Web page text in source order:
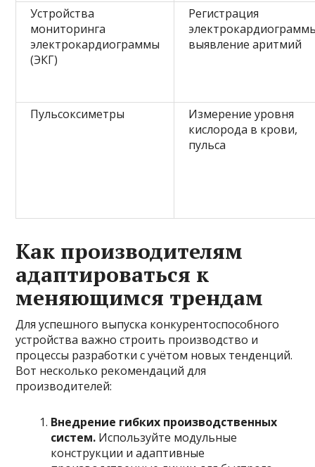
Устройства
мониторинга
электрокардиограммы
(ЭКГ)
Регистрация
выявление аритмий
Пульсоксиметры
Измерение уровня
кислорода в крови,
пульса
Как производителям
адаптироваться к
меняющимся трендам
Для успешного выпуска конкурентоспособного
устройства важно строить производство и
процессы разработки с учётом новых тенденций.
Вот несколько рекомендаций для
производителей:
Внедрение гибких производственных
систем. Используйте модульные
конструкции и адаптивные